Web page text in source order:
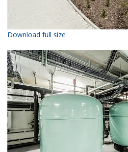
Download full size